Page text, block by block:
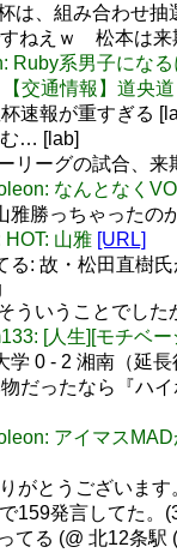
は、組み合わせ
ねえｗ 松本は来
Ruby系男子にな
交通情報】道央
速報が重すぎる
… [lab]
リーグの試合、
なんとなく
雅勝っちゃった
HOT: 山雅 [URL]
る: 故・松田直樹
ういうことでし
[人生][モチベ
学 0 - 2 湘南（延
だったなら『ハ
アイマス
がとうございます
159発言してた。
てる (@ 北12条駅